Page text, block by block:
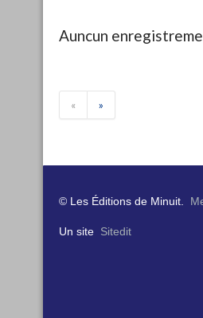
Auncun
« »
© Les Éditions de Minuit.
Un site Sitedit